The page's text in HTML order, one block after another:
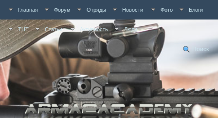
Главная Форум Отряды Новости Фото Блоги
ТНТ Статьи Активность Люди
Поиск